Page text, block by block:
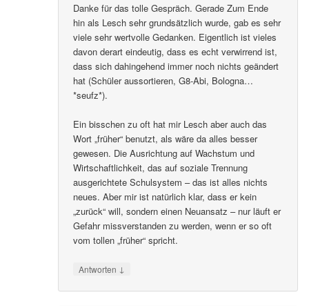
Danke für das tolle Gespräch. Gerade Zum Ende
hin als Lesch sehr grundsätzlich wurde, gab es sehr
viele sehr wertvolle Gedanken. Eigentlich ist vieles
davon derart eindeutig, dass es echt verwirrend ist,
dass sich dahingehend immer noch nichts geändert
hat (Schüler aussortieren, G8-Abi, Bologna…
*seufz*).
Ein bisschen zu oft hat mir Lesch aber auch das
Wort „früher“ benutzt, als wäre da alles besser
gewesen. Die Ausrichtung auf Wachstum und
Wirtschaftlichkeit, das auf soziale Trennung
ausgerichtete Schulsystem – das ist alles nichts
neues. Aber mir ist natürlich klar, dass er kein
„zurück“ will, sondern einen Neuansatz – nur läuft er
Gefahr missverstanden zu werden, wenn er so oft
vom tollen „früher“ spricht.
Antworten ↓